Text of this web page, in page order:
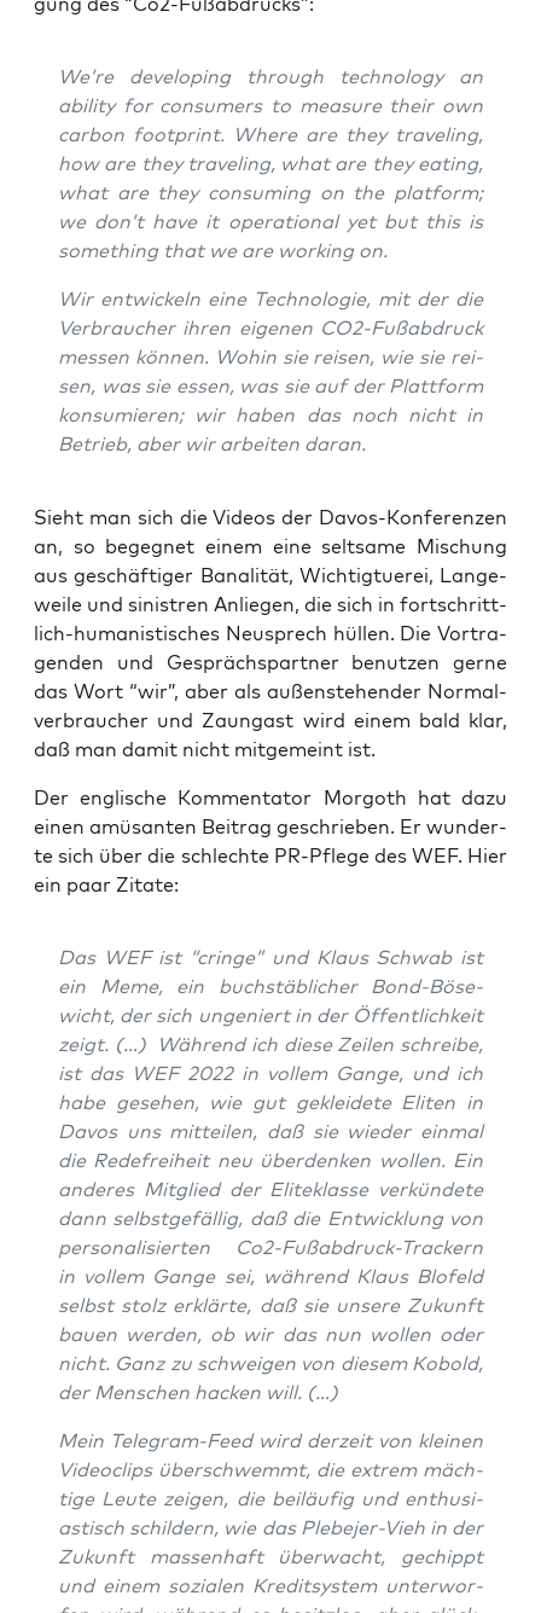
We’­re deve­lo­ping through tech­no­lo­gy an
abili­ty for con­su­mers to mea­su­re their own
car­bon foot­print. Whe­re are they tra­ve­ling,
how are they tra­ve­ling, what are they eating,
what are they con­sum­ing on the plat­form;
we don’t have it ope­ra­tio­nal yet but this is
some­thing that we are working on.
Wir ent­wi­ckeln eine Tech­no­lo­gie, mit der die
Ver­brau­cher ihren eige­nen CO2-Fuß­ab­druck
mes­sen kön­nen. Wohin sie rei­sen, wie sie rei­
sen, was sie essen, was sie auf der Platt­form
kon­su­mie­ren; wir haben das noch nicht in
Betrieb, aber wir arbei­ten daran.
Sieht man sich die Vide­os der Davos-Kon­fe­ren­zen
an, so begeg­net einem eine selt­sa­me Mischung
aus geschäf­ti­ger Bana­li­tät, Wich­tig­tue­rei, Lan­ge­
wei­le und sinis­tren Anlie­gen, die sich in fort­schritt­
lich-huma­nis­ti­sches Neu­sprech hül­len. Die Vor­tra­
gen­den und Gesprächs­part­ner benut­zen ger­ne
das Wort “wir”, aber als außen­ste­hen­der Nor­mal­
ver­brau­cher und Zaun­gast wird einem bald klar,
daß man damit nicht mit­ge­meint ist.
Der eng­li­sche Kom­men­ta­tor Mor­goth hat dazu
einen amü­san­ten Bei­trag geschrie­ben. Er wun­der­
te sich über die schlech­te PR-Pfle­ge des WEF. Hier
ein paar Zitate:
Das WEF ist “crin­ge” und Klaus Schwab ist
ein Meme, ein buch­stäb­li­cher Bond-Böse­
wicht, der sich unge­niert in der Öffent­lich­keit
zeigt. (…) Wäh­rend ich die­se Zei­len schrei­be,
ist das WEF 2022 in vol­lem Gan­ge, und ich
habe gese­hen, wie gut geklei­de­te Eli­ten in
Davos uns mit­tei­len, daß sie wie­der ein­mal
die Rede­frei­heit neu über­den­ken wol­len. Ein
ande­res Mit­glied der Eli­te­klas­se ver­kün­de­te
dann selbst­ge­fäl­lig, daß die Ent­wick­lung von
per­so­na­li­sier­ten Co2-Fuß­ab­druck-Tra­ckern
in vol­lem Gan­ge sei, wäh­rend Klaus Blo­feld
selbst stolz erklär­te, daß sie unse­re Zukunft
bau­en wer­den, ob wir das nun wol­len oder
nicht. Ganz zu schwei­gen von die­sem Kobold,
der Men­schen hacken will. (…)
Mein Tele­gram-Feed wird der­zeit von klei­nen
Video­clips über­schwemmt, die extrem mäch­
ti­ge Leu­te zei­gen, die bei­läu­fig und enthu­si­
as­tisch schil­dern, wie das Ple­be­jer-Vieh in der
Zukunft mas­sen­haft über­wacht, gechippt
und einem sozia­len Kre­dit­sys­tem unter­wor­